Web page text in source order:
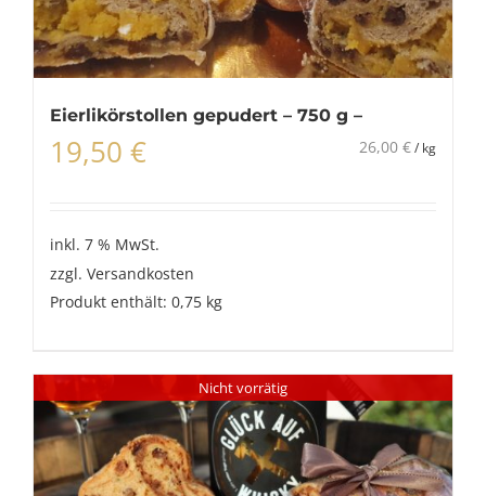
Eierlikörstollen gepudert – 750 g –
19,50 € 26,00 €/ kg
inkl. 7 % MwSt.
zzgl. Versandkosten
Produkt enthält: 0,75 kg
Nicht vorrätig